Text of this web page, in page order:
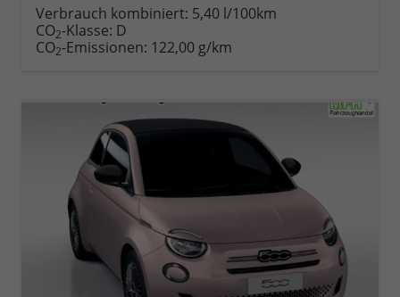
Verbrauch kombiniert: 5,40 l/100km
CO2-Klasse: D
CO2-Emissionen: 122,00 g/km